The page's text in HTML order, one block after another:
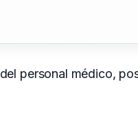
personal médico,